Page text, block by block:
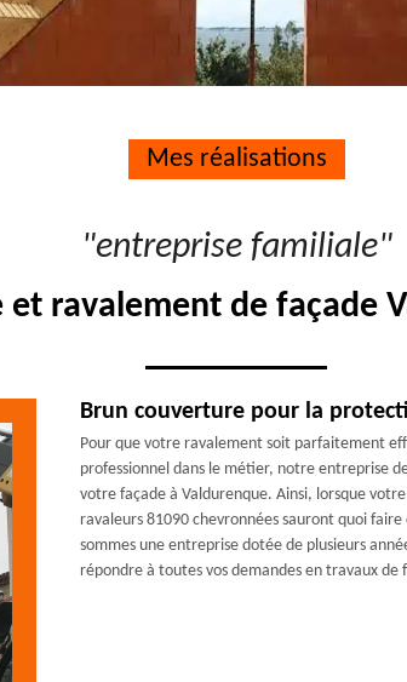
Mes réalisations
"entreprise familiale"
ravalement de façade
Brun couverture pour la
Pour que votre ravalement soit parfaitement
professionnel dans le métier, notre entreprise
votre façade à Valdurenque. Ainsi, lorsque
ravaleurs 81090 chevronnées sauront quoi
sommes une entreprise dotée de plusieurs
répondre à toutes vos demandes en travaux de